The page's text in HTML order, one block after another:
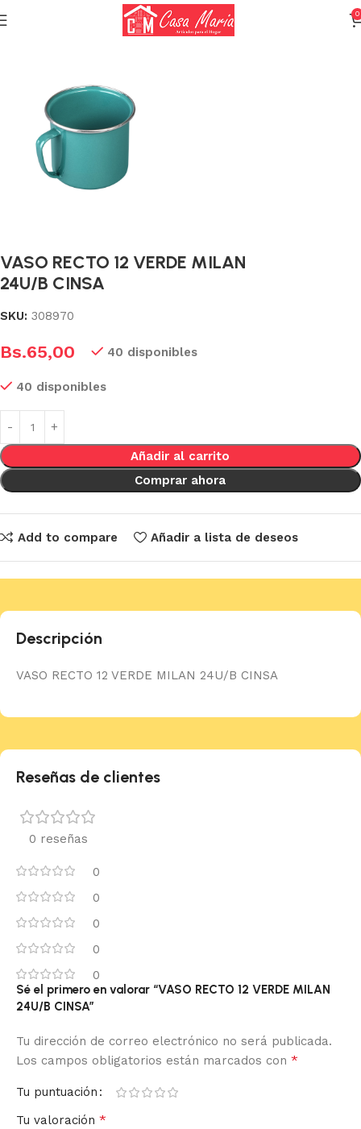
0
Tazas y jarros
VASO RECTO 12 VERDE MILAN
24U/B CINSA
SKU: 308970
Bs.65,00 40 disponibles
40 disponibles
Añadir al carrito
Comprar ahora
Add to compare Añadir a lista de deseos
Descripción
VASO RECTO 12 VERDE MILAN 24U/B CINSA
Reseñas de clientes
0 reseñas
0
0
0
0
0
Sé el primero en valorar “VASO RECTO 12 VERDE MILAN
24U/B CINSA”
Tu dirección de correo electrónico no será publicada.
Los campos obligatorios están marcados con *
Tu puntuación
Tu valoración *